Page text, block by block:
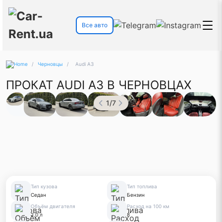
Все авто
/ Черновцы / Audi A3
ПРОКАТ AUDI A3 В ЧЕРНОВЦАХ
1/7
Тип кузова
Седан
Тип топлива
Бензин
Объём двигателя
2.0 л
Расход на 100 км
8